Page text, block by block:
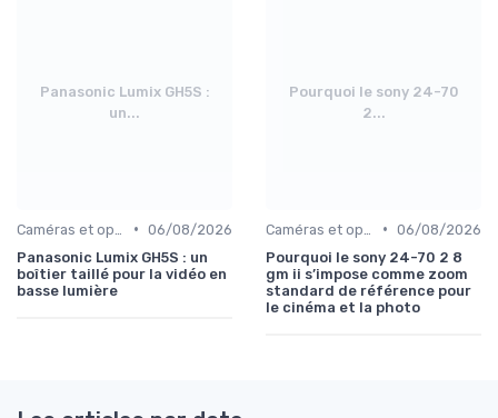
Panasonic Lumix GH5S :
un...
• 06/08/2026
Panasonic Lumix GH5S : un
boîtier taillé pour la vidéo en
basse lumière
Pourquoi le sony 24-70
2...
• 06/08/2026
Pourquoi le sony 24-70 2 8
gm ii s’impose comme zoom
standard de référence pour
le cinéma et la photo